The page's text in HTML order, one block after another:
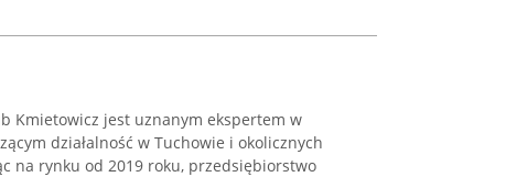
Kmietowicz jest uznanym ekspertem w
działalność w Tuchowie i okolicznych
na rynku od 2019 roku, przedsiębiorstwo